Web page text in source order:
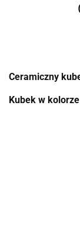
Ceramiczny
Kubek w